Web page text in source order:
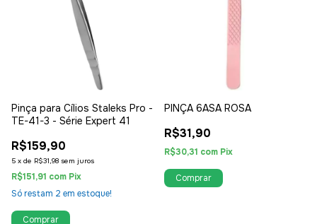
Pinça para Cílios Staleks Pro -
TE-41-3 - Série Expert 41
R$159,90
5 x de R$31,98 sem juros
R$151,91 com Pix
Só restam 2 em estoque!
PINÇA 6ASA ROSA
R$31,90
R$30,31 com Pix